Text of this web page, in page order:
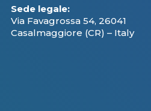
Sede legale:
Via Favagrossa 54, 26041
Casalmaggiore (CR) – Italy